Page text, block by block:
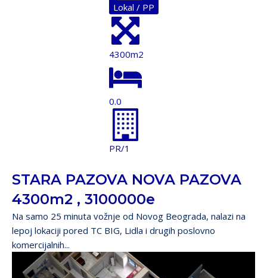
Lokal / PP
4300m2
0.0
PR/1
STARA PAZOVA NOVA PAZOVA
4300m2 , 3100000e
Na samo 25 minuta vožnje od Novog Beograda, nalazi na
lepoj lokaciji pored TC BIG, Lidla i drugih poslovno
komercijalnih...